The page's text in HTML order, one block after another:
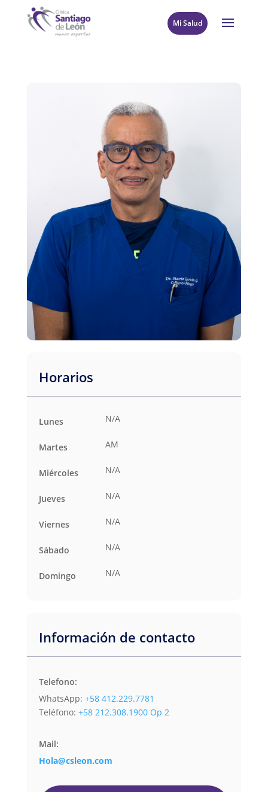
Mi Salud
Horarios
Lunes N/A
Martes AM
Miércoles N/A
Jueves N/A
Viernes N/A
Sábado N/A
Domingo N/A
Información de contacto
Telefono:
WhatsApp: +58 412.229.7781
Teléfono: +58 212.308.1900 Op 2
Mail:
Hola@csleon.com